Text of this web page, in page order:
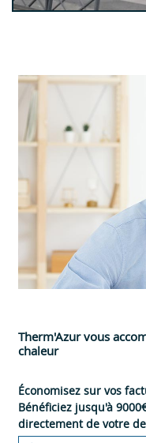
Therm'Azur vous
chaleur
Économisez sur vos
Bénéficiez jusqu'à
directement de votre